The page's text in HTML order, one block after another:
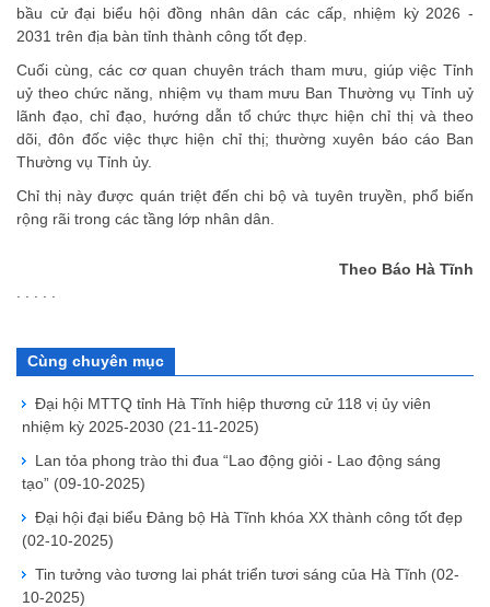
bầu cử đại biểu hội đồng nhân dân các cấp, nhiệm kỳ 2026 -
2031 trên địa bàn tỉnh thành công tốt đẹp.
Cuối cùng, các cơ quan chuyên trách tham mưu, giúp việc Tỉnh
uỷ theo chức năng, nhiệm vụ tham mưu Ban Thường vụ Tỉnh uỷ
lãnh đạo, chỉ đạo, hướng dẫn tổ chức thực hiện chỉ thị và theo
dõi, đôn đốc việc thực hiện chỉ thị; thường xuyên báo cáo Ban
Thường vụ Tỉnh ủy.
Chỉ thị này được quán triệt đến chi bộ và tuyên truyền, phổ biến
rộng rãi trong các tầng lớp nhân dân.
Theo Báo Hà Tĩnh
Cùng chuyên mục
Đại hội MTTQ tỉnh Hà Tĩnh hiệp thương cử 118 vị ủy viên
nhiệm kỳ 2025-2030 (21-11-2025)
Lan tỏa phong trào thi đua “Lao động giỏi - Lao động sáng
tạo” (09-10-2025)
Đại hội đại biểu Đảng bộ Hà Tĩnh khóa XX thành công tốt đẹp
(02-10-2025)
Tin tưởng vào tương lai phát triển tươi sáng của Hà Tĩnh (02-
10-2025)